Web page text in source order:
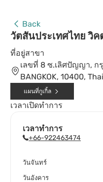
Back
วัตสันประเทศไทย วิ
ที่อยู่สาขา
เลขที่ 8 ซ.เลิศปัญญา, ก
BANGKOK, 10400,
แผนที่กูเกิ้ล
เวลาเปิดทำการ
เวลาทำการ
+66-922463474
วันจันทร์
วันอังคาร